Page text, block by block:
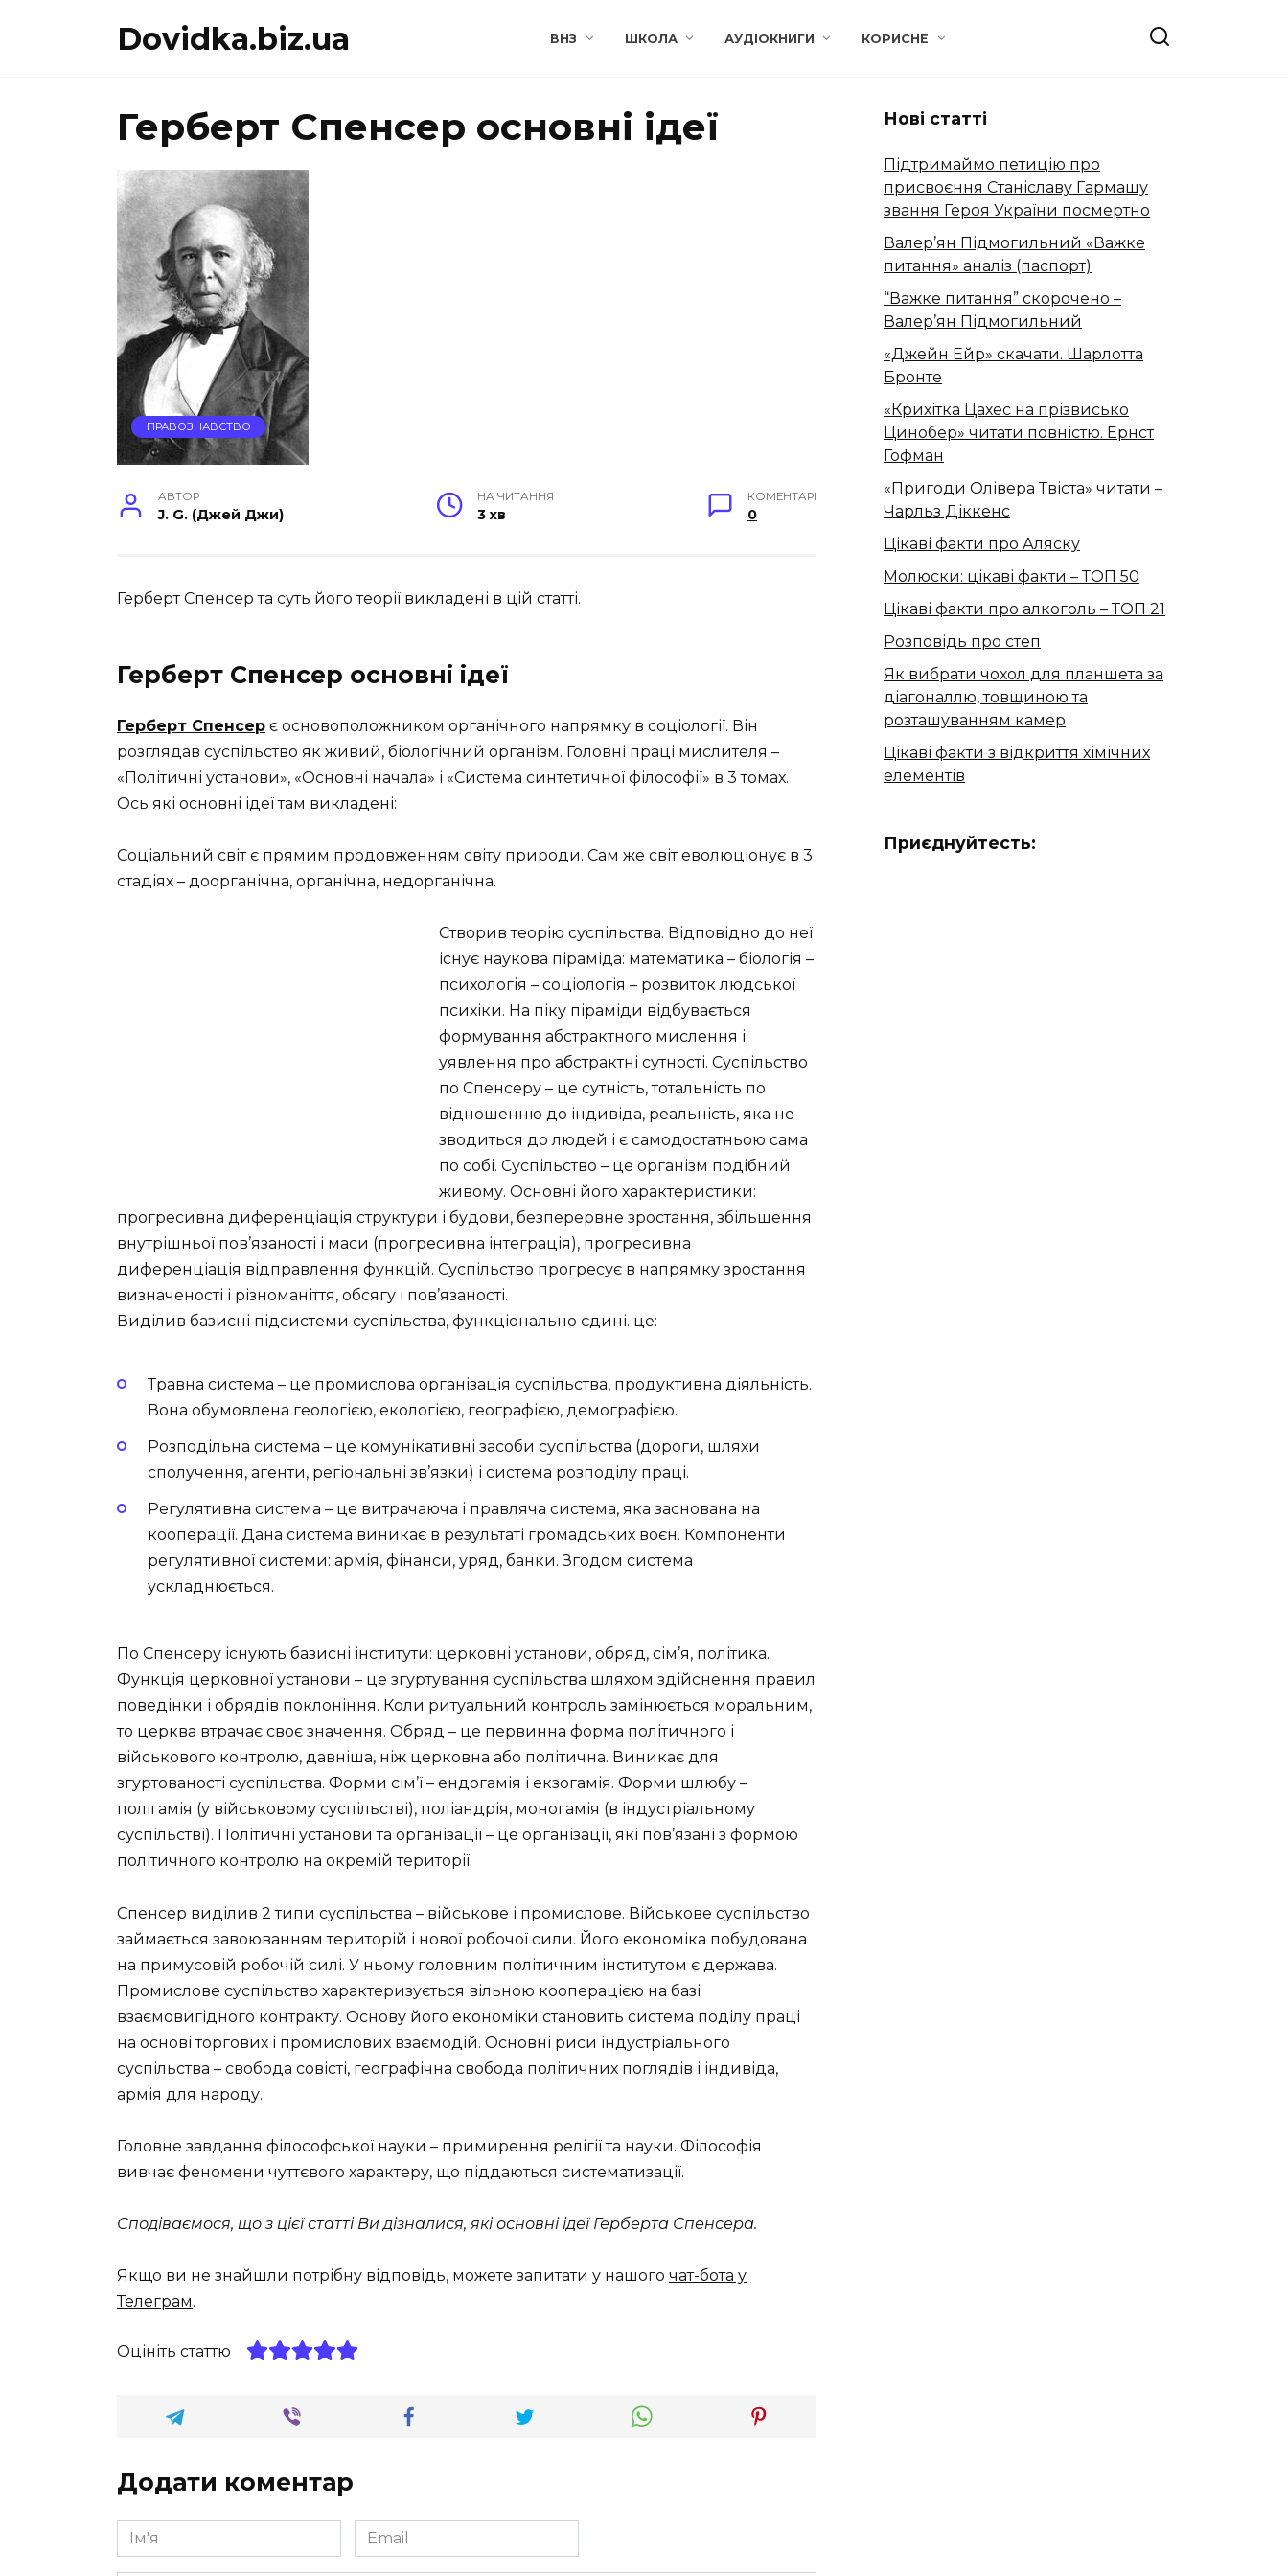
Dovidka.biz.ua ВНЗ ШКОЛА АУДІОКНИГИ КОРИСНЕ
Герберт Спенсер основні ідеї
ПРАВОЗНАВСТВО
АВТОР
J. G. (Джей Джи)
НА ЧИТАННЯ
3 хв
КОМЕНТАРІ
0
Герберт Спенсер та суть його теорії викладені в цій статті.
Герберт Спенсер основні ідеї
Герберт Спенсер є основоположником органічного напрямку в соціології. Він
розглядав суспільство як живий, біологічний організм. Головні праці мислителя –
«Політичні установи», «Основні начала» і «Система синтетичної філософії» в 3 томах.
Ось які основні ідеї там викладені:
Соціальний світ є прямим продовженням світу природи. Сам же світ еволюціонує в 3
стадіях – доорганічна, органічна, недорганічна.
Створив теорію суспільства. Відповідно до неї
існує наукова піраміда: математика – біологія –
психологія – соціологія – розвиток людської
психіки. На піку піраміди відбувається
формування абстрактного мислення і
уявлення про абстрактні сутності. Суспільство
по Спенсеру – це сутність, тотальність по
відношенню до індивіда, реальність, яка не
зводиться до людей і є самодостатньою сама
по собі. Суспільство – це організм подібний
живому. Основні його характеристики:
прогресивна диференціація структури і будови, безперервне зростання, збільшення
внутрішньої пов’язаності і маси (прогресивна інтеграція), прогресивна
диференціація відправлення функцій. Суспільство прогресує в напрямку зростання
визначеності і різноманіття, обсягу і пов’язаності.
Виділив базисні підсистеми суспільства, функціонально єдині. це:
Травна система – це промислова організація суспільства, продуктивна діяльність.
Вона обумовлена ​​геологією, екологією, географією, демографією.
Розподільна система – це комунікативні засоби суспільства (дороги, шляхи
сполучення, агенти, регіональні зв’язки) і система розподілу праці.
Регулятивна система – це витрачаюча і правляча система, яка заснована на
кооперації. Дана система виникає в результаті громадських воєн. Компоненти
регулятивної системи: армія, фінанси, уряд, банки. Згодом система
ускладнюється.
По Спенсеру існують базисні інститути: церковні установи, обряд, сім’я, політика.
Функція церковної установи – це згуртування суспільства шляхом здійснення правил
поведінки і обрядів поклоніння. Коли ритуальний контроль замінюється моральним,
то церква втрачає своє значення. Обряд – це первинна форма політичного і
військового контролю, давніша, ніж церковна або політична. Виникає для
згуртованості суспільства. Форми сім’ї – ендогамія і екзогамія. Форми шлюбу –
полігамія (у військовому суспільстві), поліандрія, моногамія (в індустріальному
суспільстві). Політичні установи та організації – це організації, які пов’язані з формою
політичного контролю на окремій території.
Спенсер виділив 2 типи суспільства – військове і промислове. Військове суспільство
займається завоюванням територій і нової робочої сили. Його економіка побудована
на примусовій робочій силі. У ньому головним політичним інститутом є держава.
Промислове суспільство характеризується вільною кооперацією на базі
взаємовигідного контракту. Основу його економіки становить система поділу праці
на основі торгових і промислових взаємодій. Основні риси індустріального
суспільства – свобода совісті, географічна свобода політичних поглядів і індивіда,
армія для народу.
Головне завдання філософської науки – примирення релігії та науки. Філософія
вивчає феномени чуттєвого характеру, що піддаються систематизації.
Сподіваємося, що з цієї статті Ви дізналися, які основні ідеї Герберта Спенсера.
Якщо ви не знайшли потрібну відповідь, можете запитати у нашого чат-бота у
Телеграм.
Оцініть статтю
Додати коментар
Ім'я
*
Email
*
Нові статті
Підтримаймо петицію про
присвоєння Станіславу Гармашу
звання Героя України посмертно
Валер’ян Підмогильний «Важке
питання» аналіз (паспорт)
“Важке питання” скорочено –
Валер’ян Підмогильний
«Джейн Ейр» скачати. Шарлотта
Бронте
«Крихітка Цахес на прізвисько
Цинобер» читати повністю. Ернст
Гофман
«Пригоди Олівера Твіста» читати –
Чарльз Діккенс
Цікаві факти про Аляску
Молюски: цікаві факти – ТОП 50
Цікаві факти про алкоголь – ТОП 21
Розповідь про степ
Як вибрати чохол для планшета за
діагоналлю, товщиною та
розташуванням камер
Цікаві факти з відкриття хімічних
елементів
Приєднуйтесть: